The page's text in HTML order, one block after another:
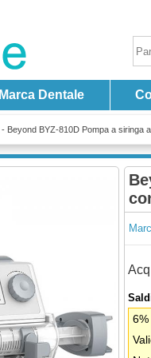
Marca Dentale
- Beyond BYZ-810D Pompa a siringa